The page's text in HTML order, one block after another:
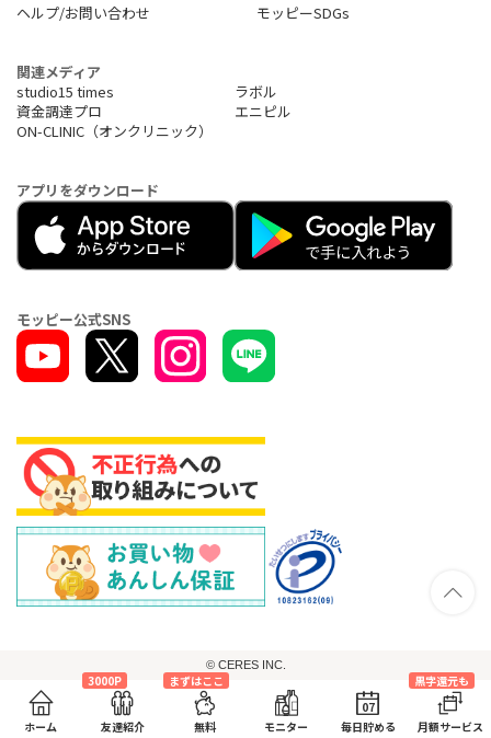
ホーム
3000P
友達紹介
まずはここ
無料 モニター
07
毎日貯める
黒字還元も
月額サービス
ヘルプ/お問い合わせ
モッピーSDGs
関連メディア
studio15 times
ラボル
資金調達プロ
エニピル
ON-CLINIC（オンクリニック）
アプリをダウンロード
モッピー公式SNS
© CERES INC.